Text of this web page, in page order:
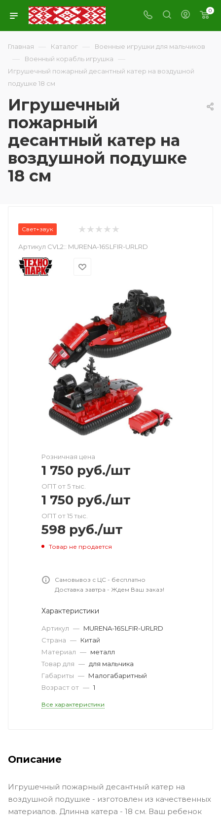
0
Главная — Каталог — Военные игрушки для мальчиков
— Военный корабль игрушка —
Игрушечный пожарный десантный катер на воздушной
подушке 18 см
Игрушечный
пожарный
десантный катер на
воздушной подушке
18 см
Свет+звук
Артикул CVL2:: MURENA-16SLFIR-URLRD
Розничная цена
1 750 руб./шт
ОПТ от 5 тыс.
1 750 руб./шт
ОПТ от 15 тыс.
598 руб./шт
Товар не продается
Самовывоз с ЦС - бесплатно
Доставка завтра - Ждем Ваш заказ!
Характеристики
Артикул — MURENA-16SLFIR-URLRD
Страна — Китай
Материал — металл
Товар для — для мальчика
Габариты — Малогабаритный
Возраст от — 1
Все характеристики
Описание
Игрушечный пожарный десантный катер на
воздушной подушке - изготовлен из качественных
материалов. Длинна катера - 18 см. Ваш ребенок